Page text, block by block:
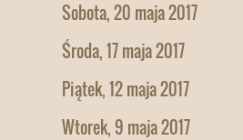
Sobota, 20 maja 2017
Środa, 17 maja 2017
Piątek, 12 maja 2017
Wtorek, 9 maja 2017